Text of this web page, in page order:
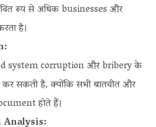
रूप से अधिक businesses और
है।
system corruption और bribery के
सकती है, क्योंकि सभी बातचीत और
होते हैं।